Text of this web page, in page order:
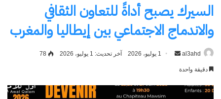
السيرك يصبح أداةً للتعاون الثقافي
والاندماج الاجتماعي بين إيطاليا والمغرب
al3ahd
أرسل
1 يوليو، 2026 آخر تحديث: 1 يوليو، 2026 78
دقيقة واحدة